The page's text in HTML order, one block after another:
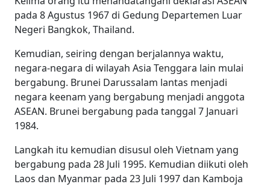
pada 8 Agustus 1967 di Gedung Departemen Luar
Negeri Bangkok, Thailand.
Kemudian, seiring dengan berjalannya waktu,
negara-negara di wilayah Asia Tenggara lain mulai
bergabung. Brunei Darussalam lantas menjadi
negara keenam yang bergabung menjadi anggota
ASEAN. Brunei bergabung pada tanggal 7 Januari
1984.
Langkah itu kemudian disusul oleh Vietnam yang
bergabung pada 28 Juli 1995. Kemudian diikuti oleh
Laos dan Myanmar pada 23 Juli 1997 dan Kamboja